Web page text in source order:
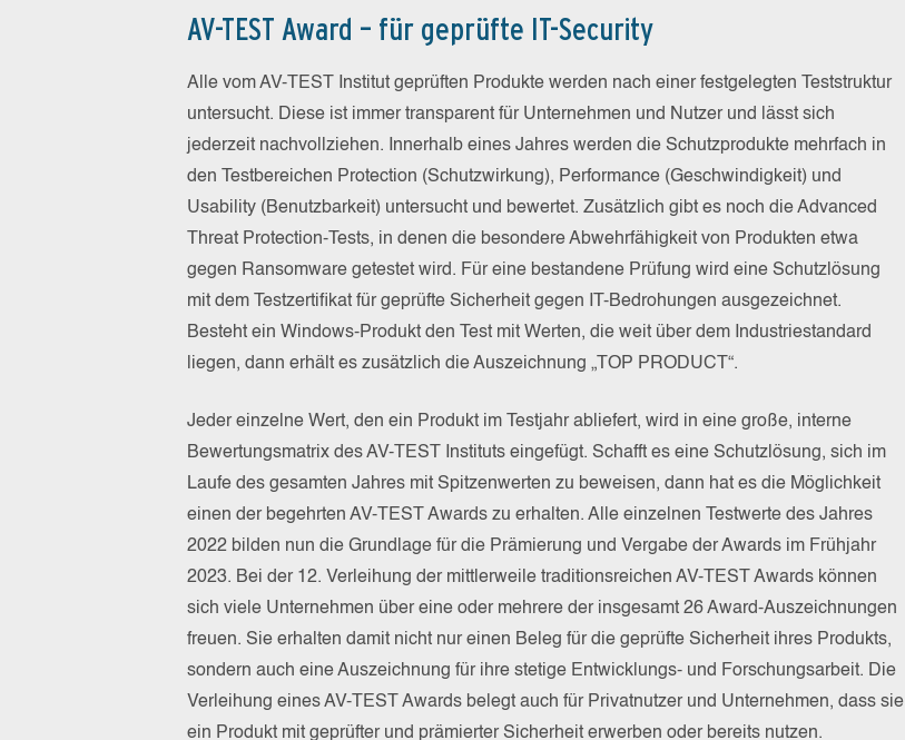
AV-TEST Award – für geprüfte IT-Security
Alle vom AV-TEST Institut geprüften Produkte werden nach einer festgelegten Teststruktur
untersucht. Diese ist immer transparent für Unternehmen und Nutzer und lässt sich
jederzeit nachvollziehen. Innerhalb eines Jahres werden die Schutzprodukte mehrfach in
den Testbereichen Protection (Schutzwirkung), Performance (Geschwindigkeit) und
Usability (Benutzbarkeit) untersucht und bewertet. Zusätzlich gibt es noch die Advanced
Threat Protection-Tests, in denen die besondere Abwehrfähigkeit von Produkten etwa
gegen Ransomware getestet wird. Für eine bestandene Prüfung wird eine Schutzlösung
mit dem Testzertifikat für geprüfte Sicherheit gegen IT-Bedrohungen ausgezeichnet.
Besteht ein Windows-Produkt den Test mit Werten, die weit über dem Industriestandard
liegen, dann erhält es zusätzlich die Auszeichnung „TOP PRODUCT“.
Jeder einzelne Wert, den ein Produkt im Testjahr abliefert, wird in eine große, interne
Bewertungsmatrix des AV-TEST Instituts eingefügt. Schafft es eine Schutzlösung, sich im
Laufe des gesamten Jahres mit Spitzenwerten zu beweisen, dann hat es die Möglichkeit
einen der begehrten AV-TEST Awards zu erhalten. Alle einzelnen Testwerte des Jahres
2022 bilden nun die Grundlage für die Prämierung und Vergabe der Awards im Frühjahr
2023. Bei der 12. Verleihung der mittlerweile traditionsreichen AV-TEST Awards können
sich viele Unternehmen über eine oder mehrere der insgesamt 26 Award-Auszeichnungen
freuen. Sie erhalten damit nicht nur einen Beleg für die geprüfte Sicherheit ihres Produkts,
sondern auch eine Auszeichnung für ihre stetige Entwicklungs- und Forschungsarbeit. Die
Verleihung eines AV-TEST Awards belegt auch für Privatnutzer und Unternehmen, dass sie
ein Produkt mit geprüfter und prämierter Sicherheit erwerben oder bereits nutzen.